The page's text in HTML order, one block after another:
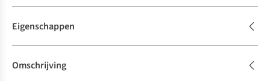
Eigenschappen
Omschrijving